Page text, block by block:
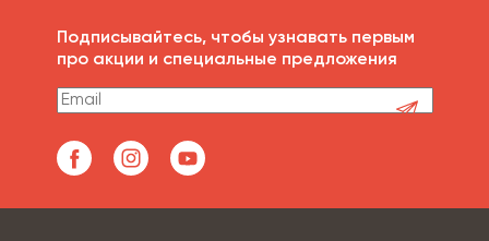
Подписывайтесь, чтобы узнавать первым
про акции и специальные предложения